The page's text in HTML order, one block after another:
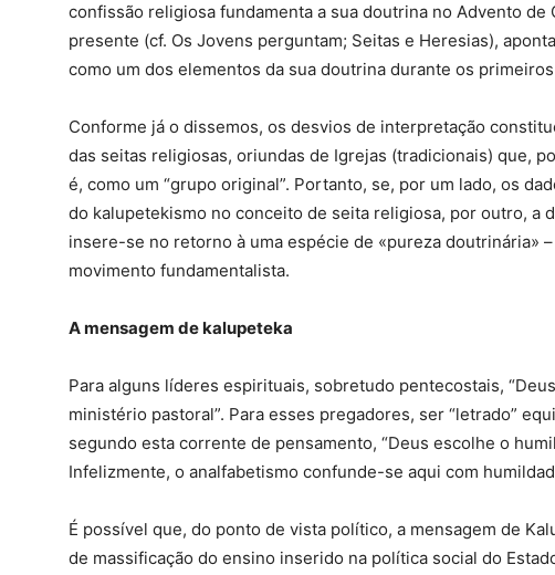
confissão religiosa fundamenta a sua doutrina no Advento
presente (cf. Os Jovens perguntam; Seitas e Heresias),
como um dos elementos da sua doutrina durante os
Conforme já o dissemos, os desvios de interpretação
das seitas religiosas, oriundas de Igrejas (tradicionais) que,
é, como um “grupo original”. Portanto, se, por um lado, os
do kalupetekismo no conceito de seita religiosa, por outro, a
insere-se no retorno à uma espécie de «pureza doutrinária»
movimento fundamentalista.
A mensagem de kalupeteka
Para alguns líderes espirituais, sobretudo pentecostais,
ministério pastoral”. Para esses pregadores, ser “letrado”
segundo esta corrente de pensamento, “Deus escolhe o
Infelizmente, o analfabetismo confunde-se aqui com
É possível que, do ponto de vista político, a mensagem de
de massificação do ensino inserido na política social do